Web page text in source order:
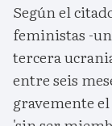
Según el
feministas -
tercera
entre seis
gravemente